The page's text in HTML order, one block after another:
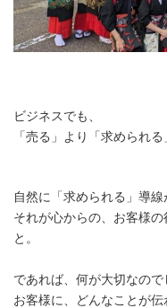
ビジネスでも、
「売る」より「求められる
自然に「求められる」導線
それが心からの、お客様
と。
であれば、何が大切なので
お客様に、どんなことが